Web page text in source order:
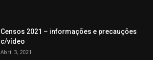
Censos 2021 – informações e precauções
c/vídeo
Abril 3, 2021